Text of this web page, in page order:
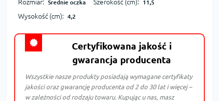
Rozmiar: Średnie oczka Szerokość (cm): 11,5
Wysokość (cm): 4,2
Certyfikowana jakość i
gwarancja producenta
Wszystkie nasze produkty posiadają wymagane certyfikaty
jakości oraz gwarancję producenta od 2 do 30 lat i więcej –
w zależności od rodzaju towaru. Kupując u nas, masz